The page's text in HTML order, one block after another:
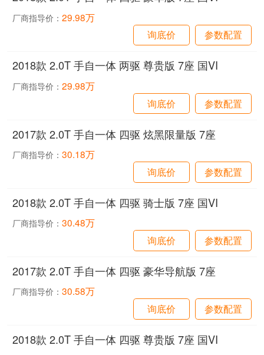
厂商指导价：29.98万
询底价
参数配置
2018款 2.0T 手自一体 两驱 尊贵版 7座 国VI
厂商指导价：29.98万
询底价
参数配置
2017款 2.0T 手自一体 四驱 炫黑限量版 7座
厂商指导价：30.18万
询底价
参数配置
2018款 2.0T 手自一体 四驱 骑士版 7座 国VI
厂商指导价：30.48万
询底价
参数配置
2017款 2.0T 手自一体 四驱 豪华导航版 7座
厂商指导价：30.58万
询底价
参数配置
2018款 2.0T 手自一体 四驱 尊贵版 7座 国VI